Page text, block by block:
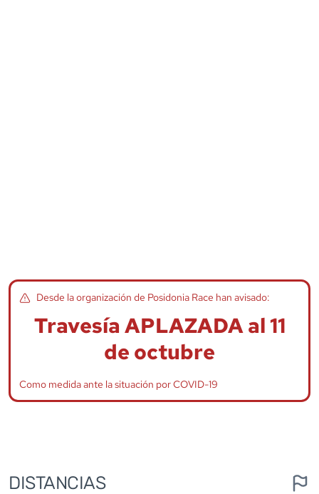
Desde la organización de Posidonia Race han avisado:
Travesía APLAZADA al 11
de octubre
Como medida ante la situación por COVID-19
DISTANCIAS